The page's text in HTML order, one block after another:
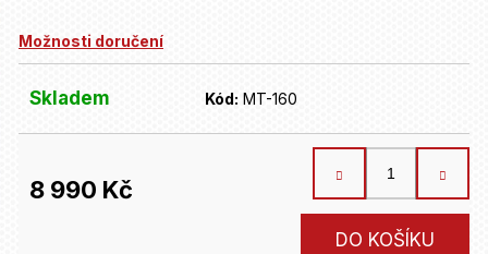
Možnosti doručení
Skladem Kód: MT-160
8 990 Kč
DO KOŠÍKU
D
p
č